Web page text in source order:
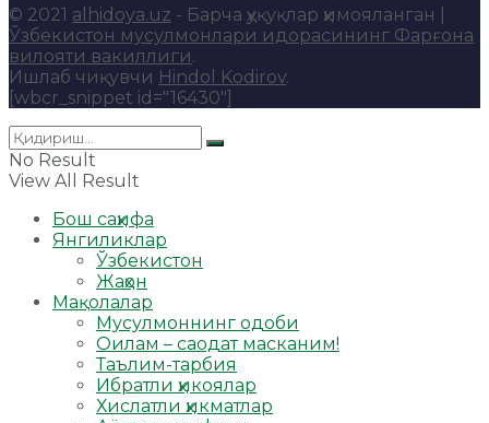
© 2021 alhidoya.uz - Барча ҳуқуқлар ҳимояланган |
Ўзбекистон мусулмонлари идорасининг Фарғона
вилояти вакиллиги.
Ишлаб чиқувчи Hindol Kodirov.
[wbcr_snippet id="16430"]
No Result
View All Result
Бош саҳифа
Янгиликлар
Ўзбекистон
Жаҳон
Мақолалар
Мусулмоннинг одоби
Оилам – саодат масканим!
Таълим-тарбия
Ибратли ҳикоялар
Хислатли ҳикматлар